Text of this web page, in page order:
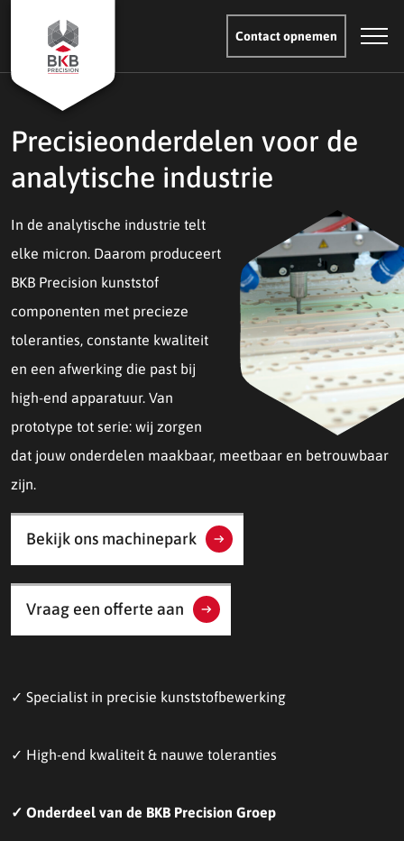
Contact opnemen
Precisieonderdelen voor de
analytische industrie
In de analytische industrie telt
elke micron. Daarom produceert
BKB Precision kunststof
componenten met precieze
toleranties, constante kwaliteit
en een afwerking die past bij
high-end apparatuur. Van
prototype tot serie: wij zorgen
dat jouw onderdelen maakbaar, meetbaar en betrouwbaar
zijn.
Bekijk ons machinepark
Vraag een offerte aan
✓ Specialist in precisie kunststofbewerking
✓ High-end kwaliteit & nauwe toleranties
✓ Onderdeel van de BKB Precision Groep